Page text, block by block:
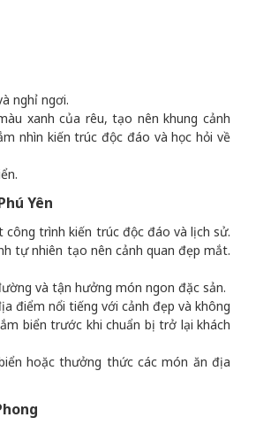
nghỉ ngơi.
xanh của rêu, tạo nên khung cảnh
nhìn kiến trúc độc đáo và học hỏi về
Yên
trình kiến trúc độc đáo và lịch sử.
tự nhiên tạo nên cảnh quan đẹp mắt.
và tận hưởng món ngon đặc sản.
điểm nổi tiếng với cảnh đẹp và không
biển trước khi chuẩn bị trở lại khách
hoặc thưởng thức các món ăn địa